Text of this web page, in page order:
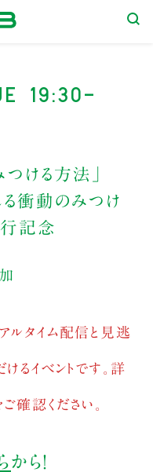
19:30-
ける方法」
る衝動のみつけ
行記念
ルタイム配信と見逃
るイベントです。詳
確認ください。
から！